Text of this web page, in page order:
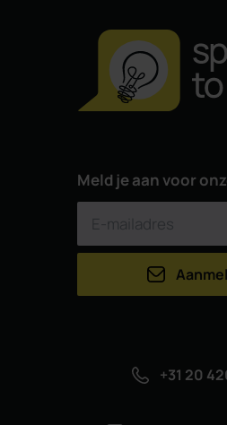
Meld je aan voor
+31 20